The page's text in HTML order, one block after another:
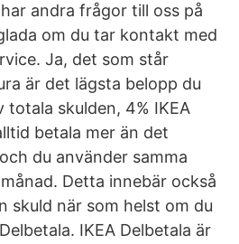
andra frågor till oss på
om du tar kontakt med
Ja, det som står
är det lägsta belopp du
totala skulden, 4% IKEA
betala mer än det
du använder samma
Detta innebär också
skuld när som helst om du
IKEA Delbetala är